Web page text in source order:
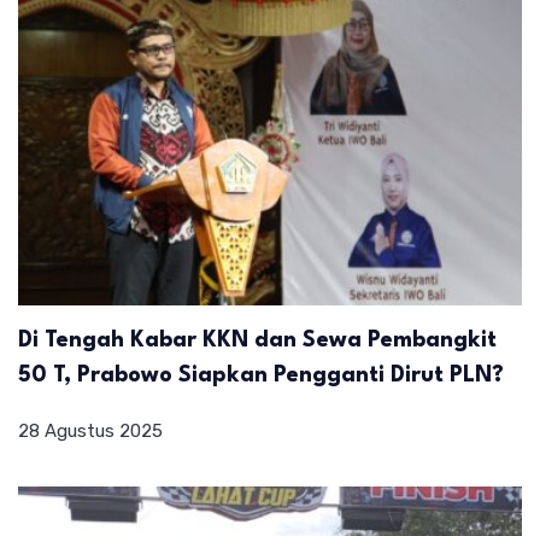
Di Tengah Kabar KKN dan Sewa Pembangkit
50 T, Prabowo Siapkan Pengganti Dirut PLN?
28 Agustus 2025